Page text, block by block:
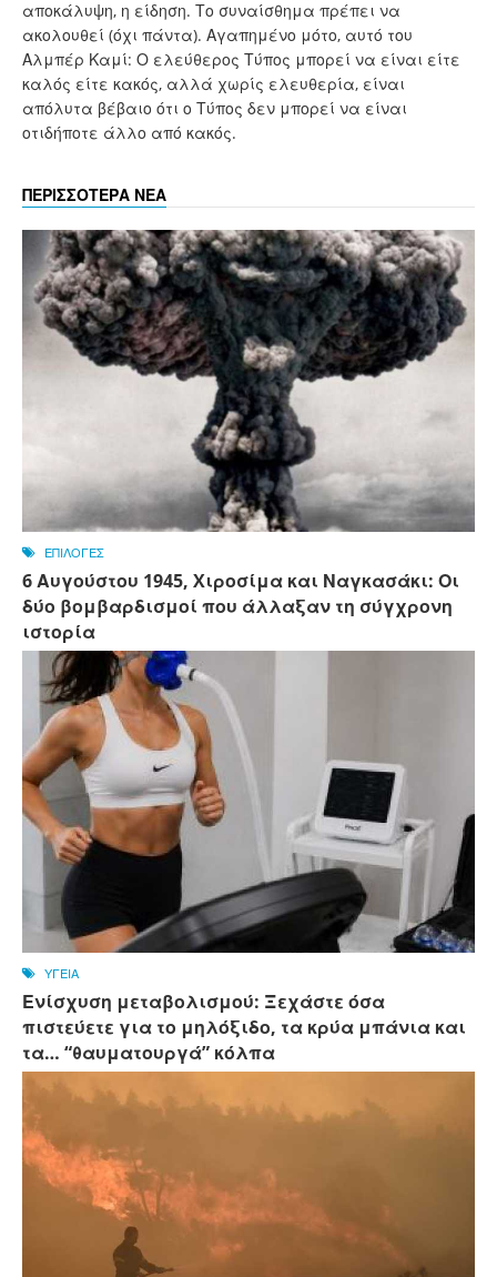
αποκάλυψη, η είδηση. Το συναίσθημα πρέπει να
ακολουθεί (όχι πάντα). Αγαπημένο μότο, αυτό του
Αλμπέρ Καμί: Ο ελεύθερος Τύπος μπορεί να είναι είτε
καλός είτε κακός, αλλά χωρίς ελευθερία, είναι
απόλυτα βέβαιο ότι ο Τύπος δεν μπορεί να είναι
οτιδήποτε άλλο από κακός.
ΠΕΡΙΣΣΟΤΕΡΑ ΝΕΑ
ΕΠΙΛΟΓΕΣ
6 Αυγούστου 1945, Xιροσίμα και Ναγκασάκι: Οι
δύο βομβαρδισμοί που άλλαξαν τη σύγχρονη
ιστορία
ΥΓΕΙΑ
Ενίσχυση μεταβολισμού: Ξεχάστε όσα
πιστεύετε για το μηλόξιδο, τα κρύα μπάνια και
τα… “θαυματουργά” κόλπα